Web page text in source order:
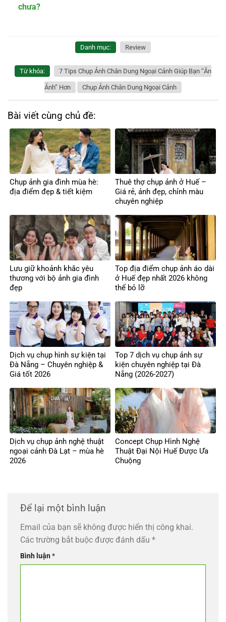
chưa?
Danh mục: Review
Từ khóa: 7 Tips Chụp Ảnh Chân Dung Ngoại Cảnh Giúp Bạn “Ăn
Ảnh” Hơn Chụp Ảnh Chân Dung Ngoại Cảnh
Bài viết cùng chủ đề:
Chụp ảnh gia đình mùa hè:
địa điểm đẹp & tiết kiệm
Thuê thợ chụp ảnh ở Huế –
Giá rẻ, ảnh đẹp, chỉnh màu
chuyên nghiệp
Lưu giữ khoảnh khắc yêu
thương với bộ ảnh gia đình
đẹp
Top địa điểm chụp ảnh áo dài
ở Huế đẹp nhất 2026 không
thể bỏ lỡ
Dịch vụ chụp hình sự kiện tại
Đà Nẵng – Chuyên nghiệp &
Giá tốt 2026
Top 7 dịch vụ chụp ảnh sự
kiện chuyên nghiệp tại Đà
Nẵng (2026-2027)
Dịch vụ chụp ảnh nghệ thuật
ngoại cảnh Đà Lạt – mùa hè
2026
Concept Chụp Hình Nghệ
Thuật Đại Nội Huế Được Ưa
Chuộng
Để lại một bình luận
Email của bạn sẽ không được hiển thị công khai.
Các trường bắt buộc được đánh dấu *
Bình luận*